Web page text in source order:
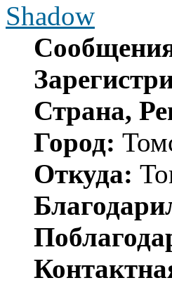
Shadow
Страна,
Город:
Откуда: